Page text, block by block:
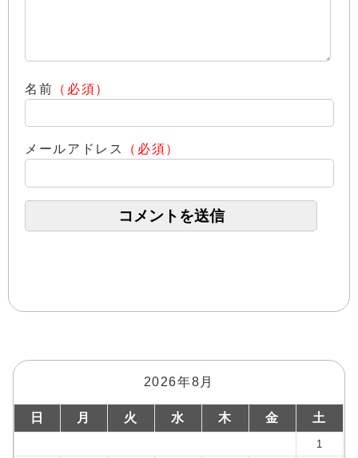
名前 （必須）
メールアドレス （必須）
2026年8月
日 月 火 水 木 金 土
1